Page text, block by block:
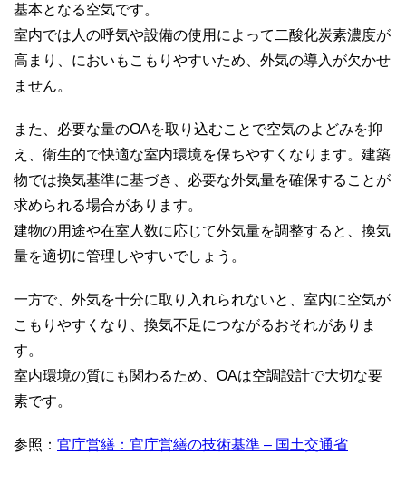
基本となる空気です。
室内では人の呼気や設備の使用によって二酸化炭素濃度が
高まり、においもこもりやすいため、外気の導入が欠かせ
ません。
また、必要な量のOAを取り込むことで空気のよどみを抑
え、衛生的で快適な室内環境を保ちやすくなります。建築
物では換気基準に基づき、必要な外気量を確保することが
求められる場合があります。
建物の用途や在室人数に応じて外気量を調整すると、換気
量を適切に管理しやすいでしょう。
一方で、外気を十分に取り入れられないと、室内に空気が
こもりやすくなり、換気不足につながるおそれがありま
す。
室内環境の質にも関わるため、OAは空調設計で大切な要
素です。
参照： 官庁営繕：官庁営繕の技術基準 – 国土交通省